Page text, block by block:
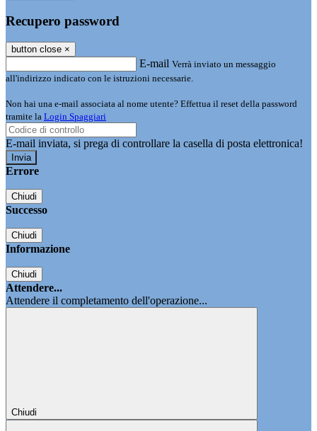
Recupero password
button close ×
E-mail Verrà inviato un messaggio
all'indirizzo indicato con le istruzioni necessarie.
Non hai una e-mail associata al nome utente? Effettua il reset della password
tramite la Login Spaggiari
E-mail inviata, si prega di controllare la casella di posta elettronica!
Errore
Chiudi
Successo
Chiudi
Informazione
Chiudi
Attendere...
Attendere il completamento dell'operazione...
Chiudi